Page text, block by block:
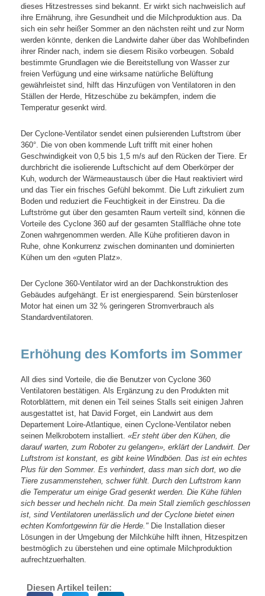
dieses Hitzestresses sind bekannt. Er wirkt sich nachweislich auf
ihre Ernährung, ihre Gesundheit und die Milchproduktion aus. Da
sich ein sehr heißer Sommer an den nächsten reiht und zur Norm
werden könnte, denken die Landwirte daher über das Wohlbefinden
ihrer Rinder nach, indem sie diesem Risiko vorbeugen. Sobald
bestimmte Grundlagen wie die Bereitstellung von Wasser zur
freien Verfügung und eine wirksame natürliche Belüftung
gewährleistet sind, hilft das Hinzufügen von Ventilatoren in den
Ställen der Herde, Hitzeschübe zu bekämpfen, indem die
Temperatur gesenkt wird.
Der Cyclone-Ventilator sendet einen pulsierenden Luftstrom über
360°. Die von oben kommende Luft trifft mit einer hohen
Geschwindigkeit von 0,5 bis 1,5 m/s auf den Rücken der Tiere. Er
durchbricht die isolierende Luftschicht auf dem Oberkörper der
Kuh, wodurch der Wärmeaustausch über die Haut reaktiviert wird
und das Tier ein frisches Gefühl bekommt. Die Luft zirkuliert zum
Boden und reduziert die Feuchtigkeit in der Einstreu. Da die
Luftströme gut über den gesamten Raum verteilt sind, können die
Vorteile des Cyclone 360 auf der gesamten Stallfläche ohne tote
Zonen wahrgenommen werden. Alle Kühe profitieren davon in
Ruhe, ohne Konkurrenz zwischen dominanten und dominierten
Kühen um den «guten Platz».
Der Cyclone 360-Ventilator wird an der Dachkonstruktion des
Gebäudes aufgehängt. Er ist energiesparend. Sein bürstenloser
Motor hat einen um 32 % geringeren Stromverbrauch als
Standardventilatoren.
Erhöhung des Komforts im Sommer
All dies sind Vorteile, die die Benutzer von Cyclone 360
Ventilatoren bestätigen. Als Ergänzung zu den Produkten mit
Rotorblättern, mit denen ein Teil seines Stalls seit einigen Jahren
ausgestattet ist, hat David Forget, ein Landwirt aus dem
Departement Loire-Atlantique, einen Cyclone-Ventilator neben
seinen Melkrobotern installiert. «Er steht über den Kühen, die
darauf warten, zum Roboter zu gelangen», erklärt der Landwirt. Der
Luftstrom ist konstant, es gibt keine Windböen. Das ist ein echtes
Plus für den Sommer. Es verhindert, dass man sich dort, wo die
Tiere zusammenstehen, schwer fühlt. Durch den Luftstrom kann
die Temperatur um einige Grad gesenkt werden. Die Kühe fühlen
sich besser und hecheln nicht. Da mein Stall ziemlich geschlossen
ist, sind Ventilatoren unerlässlich und der Cyclone bietet einen
echten Komfortgewinn für die Herde." Die Installation dieser
Lösungen in der Umgebung der Milchkühe hilft ihnen, Hitzespitzen
bestmöglich zu überstehen und eine optimale Milchproduktion
aufrechtzuerhalten.
Diesen Artikel teilen: